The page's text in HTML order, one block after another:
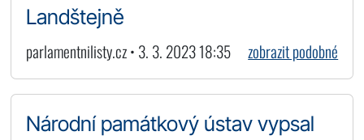
Landštejně
parlamentnilisty.cz • 3. 3. 2023 18:35 zobrazit podobné
Národní památkový ústav vypsal